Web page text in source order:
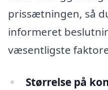
prissætningen, så
informeret
væsentligste
Størrelse på